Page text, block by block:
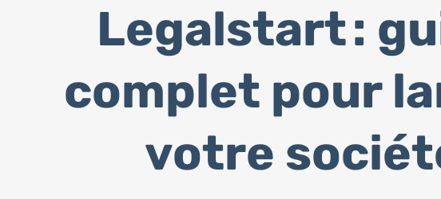
Legalstart :
complet pour
votre